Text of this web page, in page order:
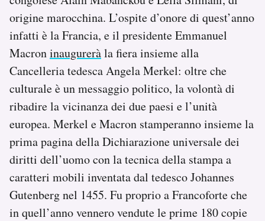
origine marocchina. L’ospite d’onore di quest’anno
infatti è la Francia, e il presidente Emmanuel
Macroninaugureràla fiera insieme alla
Cancelleria tedesca Angela Merkel: oltre che
culturale è un messaggio politico, la volontà di
ribadire la vicinanza dei due paesi e l’unità
europea. Merkel e Macron stamperanno insieme la
prima pagina della Dichiarazione universale dei
diritti dell’uomo con la tecnica della stampa a
caratteri mobili inventata dal tedesco Johannes
Gutenberg nel 1455. Fu proprio a Francoforte che
in quell’anno vennero vendute le prime 180 copie